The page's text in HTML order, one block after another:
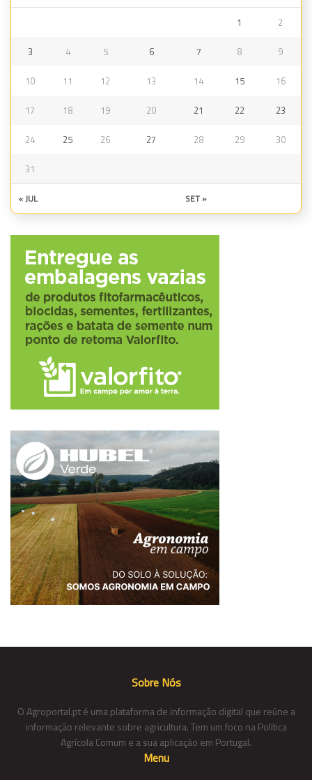
1 2
3 4 5 6 7 8 9
10 11 12 13 14 15 16
17 18 19 20 21 22 23
24 25 26 27 28 29 30
31
« JUL SET »
Sobre Nós
O Agroportal.pt é uma plataforma de informação digital que reúne a
informação relevante sobre agricultura. Tem um foco na Política
Agrícola Comum e a sua aplicação em Portugal.
Menu